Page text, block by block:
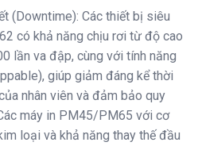
(Downtime): Các thiết bị siêu
có khả năng chịu rơi từ độ cao
lần va đập, cùng với tính năng
giúp giảm đáng kể thời
nhân viên và đảm bảo quy
máy in PM45/PM65 với cơ
loại và khả năng thay thế đầu